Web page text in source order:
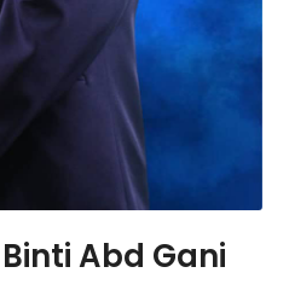
Abd Gani